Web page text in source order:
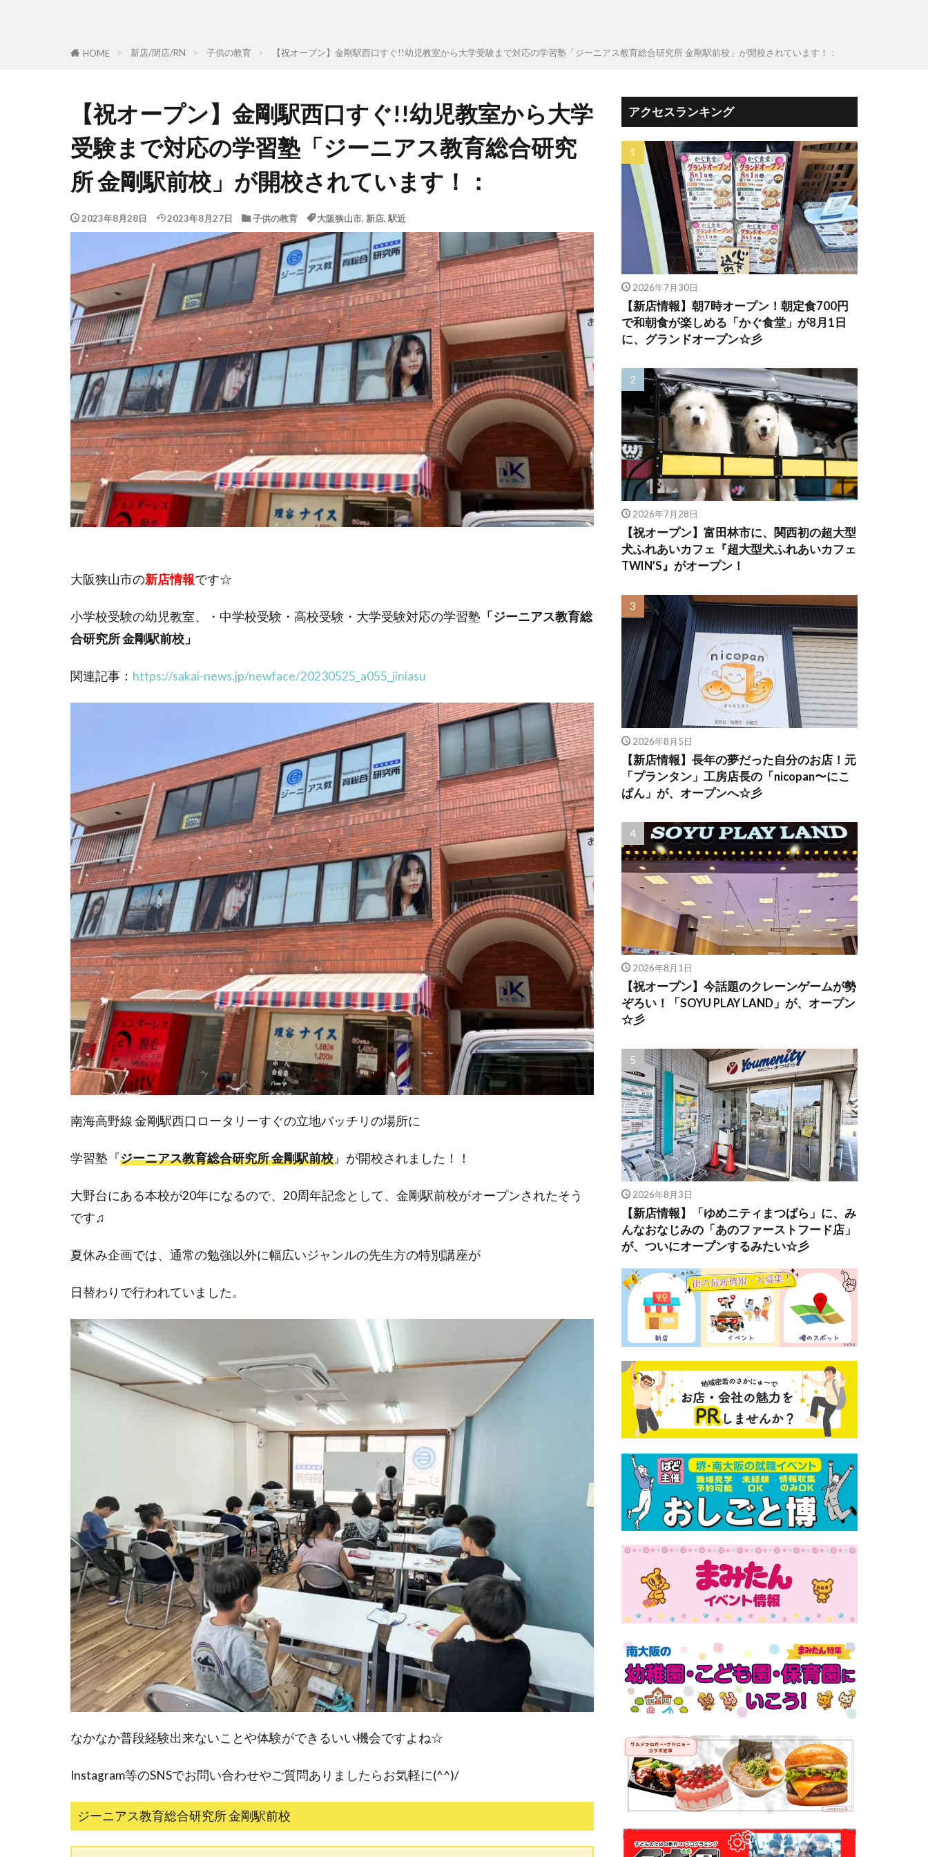
HOME 新店/閉店/RN 子供の教育 【祝オープン】金剛駅西口すぐ!!幼児教室から大学受験まで対応の学習塾「ジーニアス教育総合研究所 金剛駅前校」が開校されています！：
【祝オープン】金剛駅西口すぐ!!幼児教室から大学
受験まで対応の学習塾「ジーニアス教育総合研究
所 金剛駅前校」が開校されています！：
2023年8月28日 2023年8月27日 子供の教育 大阪狭山市, 新店, 駅近
大阪狭山市の新店情報です☆
小学校受験の幼児教室、・中学校受験・高校受験・大学受験対応の学習塾 「ジーニアス教育総
合研究所 金剛駅前校」
関連記事： https://sakai-news.jp/newface/20230525_a055_jiniasu
南海高野線 金剛駅西口ロータリーすぐの立地バッチリの場所に
学習塾『ジーニアス教育総合研究所 金剛駅前校』が開校されました！！
大野台にある本校が20年になるので、20周年記念として、金剛駅前校がオープンされたそう
です♫
夏休み企画では、通常の勉強以外に幅広いジャンルの先生方の特別講座が
日替わりで行われていました。
なかなか普段経験出来ないことや体験ができるいい機会ですよね☆
Instagram等のSNSでお問い合わせやご質問ありましたらお気軽に(^^)/
ジーニアス教育総合研究所 金剛駅前校
アクセスランキング
2026年7月30日
【新店情報】朝7時オープン！朝定食700円
で和朝食が楽しめる「かぐ食堂」が8月1日
に、グランドオープン☆彡
2026年7月28日
【祝オープン】富田林市に、関西初の超大型
犬ふれあいカフェ『超大型犬ふれあいカフェ
TWIN’S』がオープン！
2026年8月5日
【新店情報】長年の夢だった自分のお店！元
「プランタン」工房店長の「nicopan〜にこ
ぱん」が、オープンへ☆彡
2026年8月1日
【祝オープン】今話題のクレーンゲームが勢
ぞろい！「SOYU PLAY LAND」が、オープン
☆彡
2026年8月3日
【新店情報】「ゆめニティまつばら」に、み
んなおなじみの「あのファーストフード店」
が、ついにオープンするみたい☆彡